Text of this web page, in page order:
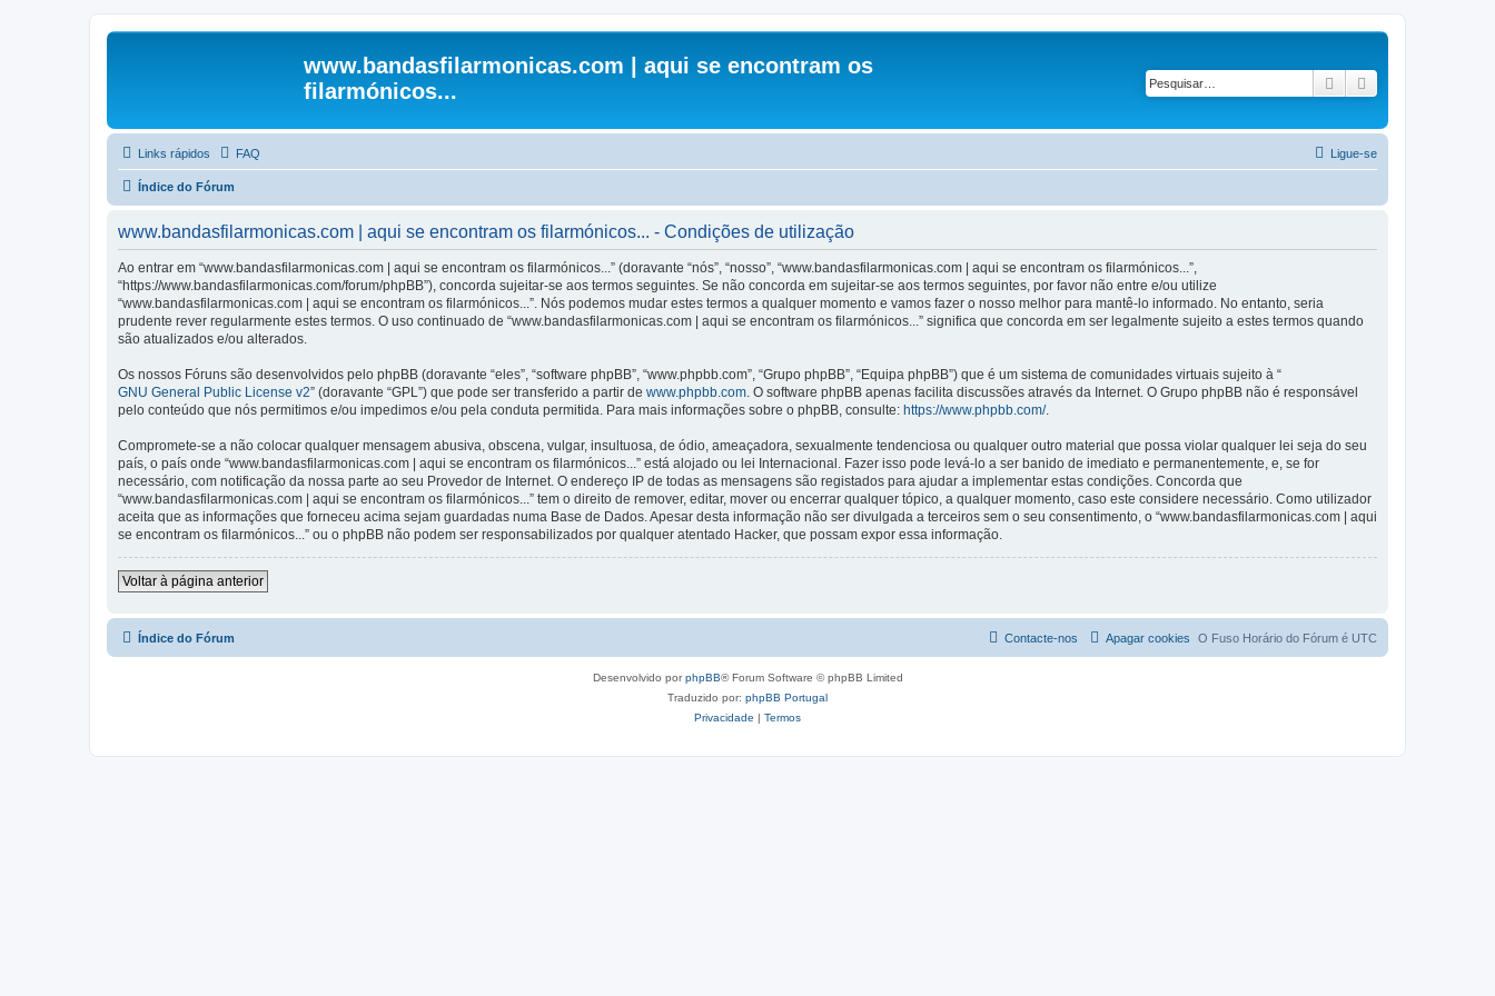
www.bandasfilarmonicas.com | aqui se encontram os
filarmónicos...
Pesquisar
Links rápidos FAQ Ligue-se
Índice do Fórum
www.bandasfilarmonicas.com | aqui se encontram os filarmónicos... - Condições de utilização
Ao entrar em “www.bandasfilarmonicas.com | aqui se encontram os filarmónicos...” (doravante “nós”, “nosso”, “www.bandasfilarmonicas.com | aqui se encontram os filarmónicos...”,
“https://www.bandasfilarmonicas.com/forum/phpBB”), concorda sujeitar-se aos termos seguintes. Se não concorda em sujeitar-se aos termos seguintes, por favor não entre e/ou utilize
“www.bandasfilarmonicas.com | aqui se encontram os filarmónicos...”. Nós podemos mudar estes termos a qualquer momento e vamos fazer o nosso melhor para mantê-lo informado. No entanto, seria
prudente rever regularmente estes termos. O uso continuado de “www.bandasfilarmonicas.com | aqui se encontram os filarmónicos...” significa que concorda em ser legalmente sujeito a estes termos quando
são atualizados e/ou alterados.
Os nossos Fóruns são desenvolvidos pelo phpBB (doravante “eles”, “software phpBB”, “www.phpbb.com”, “Grupo phpBB”, “Equipa phpBB”) que é um sistema de comunidades virtuais sujeito à “
GNU General Public License v2” (doravante “GPL”) que pode ser transferido a partir de www.phpbb.com . O software phpBB apenas facilita discussões através da Internet. O Grupo phpBB não é responsável
pelo conteúdo que nós permitimos e/ou impedimos e/ou pela conduta permitida. Para mais informações sobre o phpBB, consulte: https://www.phpbb.com/.
Compromete-se a não colocar qualquer mensagem abusiva, obscena, vulgar, insultuosa, de ódio, ameaçadora, sexualmente tendenciosa ou qualquer outro material que possa violar qualquer lei seja do seu
país, o país onde “www.bandasfilarmonicas.com | aqui se encontram os filarmónicos...” está alojado ou lei Internacional. Fazer isso pode levá-lo a ser banido de imediato e permanentemente, e, se for
necessário, com notificação da nossa parte ao seu Provedor de Internet. O endereço IP de todas as mensagens são registados para ajudar a implementar estas condições. Concorda que
“www.bandasfilarmonicas.com | aqui se encontram os filarmónicos...” tem o direito de remover, editar, mover ou encerrar qualquer tópico, a qualquer momento, caso este considere necessário. Como utilizador
aceita que as informações que forneceu acima sejam guardadas numa Base de Dados. Apesar desta informação não ser divulgada a terceiros sem o seu consentimento, o “www.bandasfilarmonicas.com | aqui
se encontram os filarmónicos...” ou o phpBB não podem ser responsabilizados por qualquer atentado Hacker, que possam expor essa informação.
Voltar à página anterior
Índice do Fórum O Fuso Horário do Fórum é UTC
Apagar cookies
Contacte-nos
Desenvolvido porphpBB® Forum Software © phpBB Limited
Traduzido por: phpBB Portugal
Privacidade | Termos